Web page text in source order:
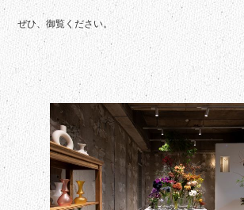
ぜひ、御覧ください。